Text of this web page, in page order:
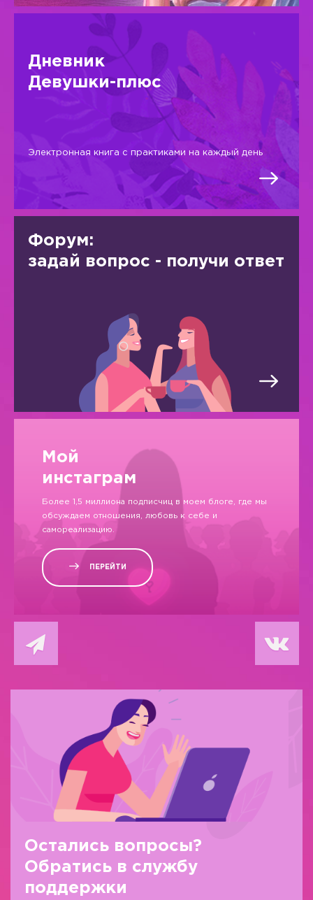
Дневник
Девушки-плюс
Электронная книга с практиками на каждый день
Форум:
задай вопрос - получи ответ
Мой
инстаграм
Более 1,5 миллиона подписчиц в моем блоге, где мы
обсуждаем отношения, любовь к себе и
самореализацию.
ПЕРЕЙТИ
Остались вопросы?
Обратись в службу
поддержки